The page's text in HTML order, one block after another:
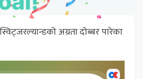
अग्रता दोब्बर पारेका